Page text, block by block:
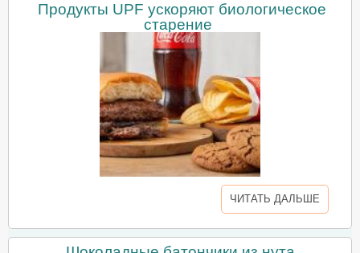
Продукты UPF ускоряют биологическое
старение
ЧИТАТЬ ДАЛЬШЕ